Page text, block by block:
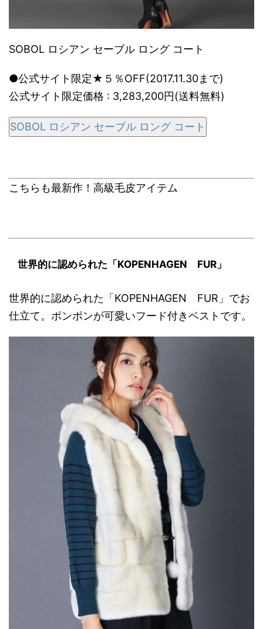
SOBOL ロシアン セーブル ロング コート
●公式サイト限定★５％OFF(2017.11.30まで)
公式サイト限定価格 : 3,283,200円(送料無料)
SOBOL ロシアン セーブル ロング コート
こちらも最新作！高級毛皮アイテム
世界的に認められた「KOPENHAGEN FUR」
世界的に認められた「KOPENHAGEN FUR」でお
仕立て。ポンポンが可愛いフード付きベストです。